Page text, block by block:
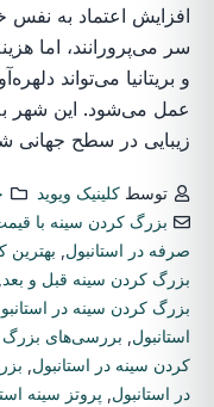
افزایش اعتماد به نفس
سر می‌پرورانند، اما
و بریتانیا می‌تواند
عمل می‌شود. این شهر
زیبایی در سطح جهانی
توسطکلینیک ویوید
بزرگ کردن سینه با
صرفه در استانبول
بهترین
بزرگ کردن سینه قبل و بعد
بزرگ کردن سینه در
استانبول
بررسی‌های بزرگ
کردن سینه در استانبول
در استانبول
پروتز سینه